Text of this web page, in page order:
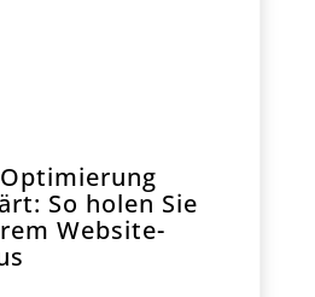
So holen Sie
Website-